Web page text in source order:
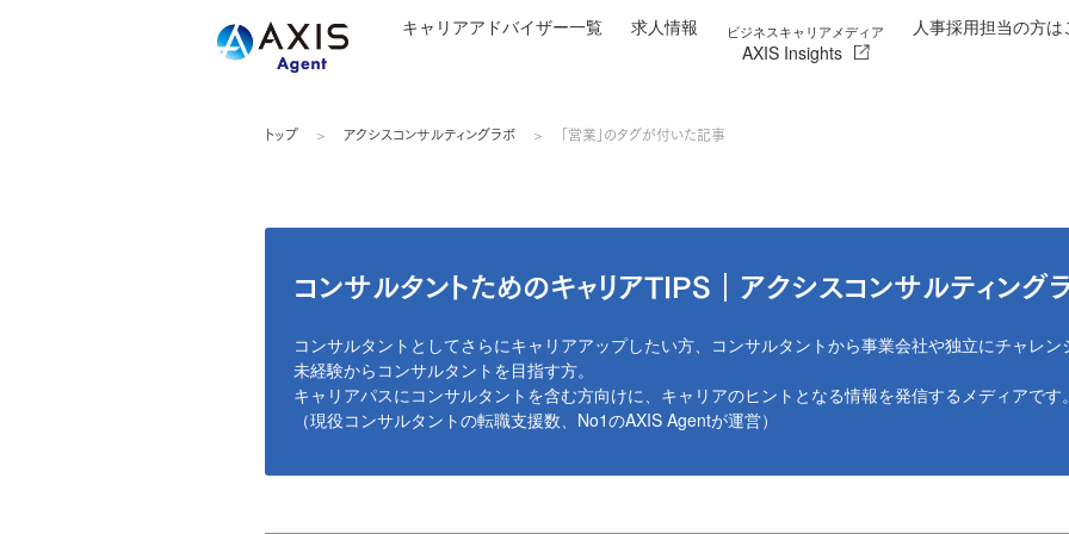
キャリアアドバイザー一覧 求人情報 ビジネスキャリアメディア
AXIS Insights
人事採用担当の方は
トップ アクシスコンサルティングラボ 「営業」のタグが付いた記事
コンサルタントためのキャリアTIPS｜アクシスコンサルティング
コンサルタントとしてさらにキャリアアップしたい方、コンサルタントから事業会社や独立にチャレン
未経験からコンサルタントを目指す方。
キャリアパスにコンサルタントを含む方向けに、キャリアのヒントとなる情報を発信するメディアです。
（現役コンサルタントの転職支援数、No1のAXIS Agentが運営）